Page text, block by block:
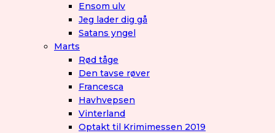
Ensom ulv
Jeg lader dig gå
Satans yngel
Marts
Rød tåge
Den tavse røver
Francesca
Havhvepsen
Vinterland
Optakt til Krimimessen 2019